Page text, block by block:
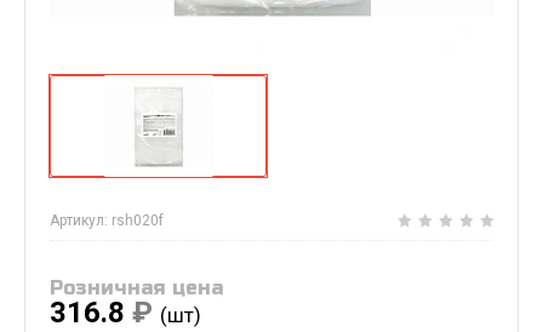
Артикул: rsh020f
Розничная цена
316.8 ₽ (шт)